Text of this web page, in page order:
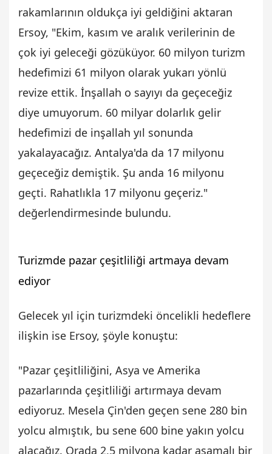
rakamlarının oldukça iyi geldiğini aktaran
Ersoy, "Ekim, kasım ve aralık verilerinin de
çok iyi geleceği gözüküyor. 60 milyon turizm
hedefimizi 61 milyon olarak yukarı yönlü
revize ettik. İnşallah o sayıyı da geçeceğiz
diye umuyorum. 60 milyar dolarlık gelir
hedefimizi de inşallah yıl sonunda
yakalayacağız. Antalya'da da 17 milyonu
geçeceğiz demiştik. Şu anda 16 milyonu
geçti. Rahatlıkla 17 milyonu geçeriz."
değerlendirmesinde bulundu.
Turizmde pazar çeşitliliği artmaya devam
ediyor
Gelecek yıl için turizmdeki öncelikli hedeflere
ilişkin ise Ersoy, şöyle konuştu:
"Pazar çeşitliliğini, Asya ve Amerika
pazarlarında çeşitliliği artırmaya devam
ediyoruz. Mesela Çin'den geçen sene 280 bin
yolcu almıştık, bu sene 600 bine yakın yolcu
alacağız. Orada 2,5 milyona kadar aşamalı bir